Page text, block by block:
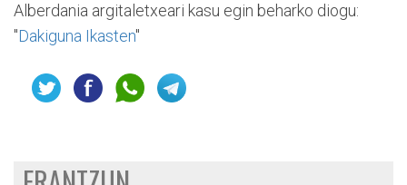
Alberdania argitaletxeari kasu egin beharko diogu:
"Dakiguna Ikasten"